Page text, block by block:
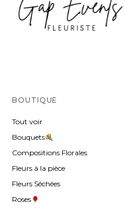
BOUTIQUE
Tout voir
Bouquets
Compositions Florales
Fleurs à la pièce
Fleurs Séchées
Roses